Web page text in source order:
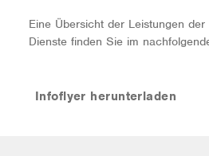
Eine Übersicht der Leistungen der
Dienste finden Sie im
Infoflyer herunterladen